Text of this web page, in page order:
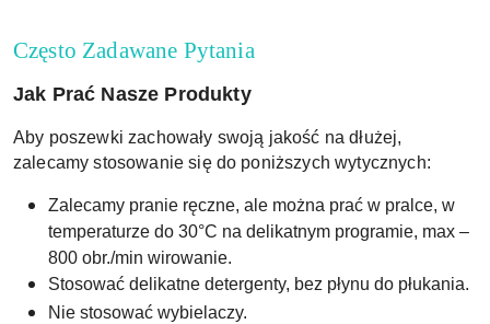
Często Zadawane Pytania
Jak Prać Nasze Produkty
Aby poszewki zachowały swoją jakość na dłużej,
zalecamy stosowanie się do poniższych wytycznych:
Zalecamy pranie ręczne, ale można prać w pralce, w
temperaturze do 30°C na delikatnym programie, max –
800 obr./min wirowanie.
Stosować delikatne detergenty, bez płynu do płukania.
Nie stosować wybielaczy.